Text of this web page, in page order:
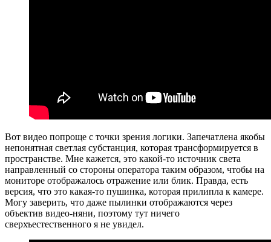
Вот видео попроще с точки зрения логики. Запечатлена якобы
непонятная светлая субстанция, которая трансформируется в
пространстве. Мне кажется, это какой-то источник света
направленный со стороны оператора таким образом, чтобы на
мониторе отображалось отражение или блик. Правда, есть
версия, что это какая-то пушинка, которая прилипла к камере.
Могу заверить, что даже пылинки отображаются через
объектив видео-няни, поэтому тут ничего
сверхъестественного я не увидел.